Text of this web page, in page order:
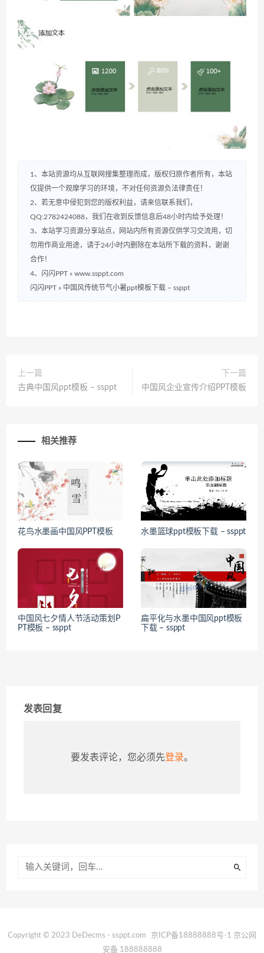
1、本站资源均从互联网搜集整理而成，版权归原作者所有，本站
仅提供一个观摩学习的环境，不对任何资源负法律责任！
2、若无意中侵犯到您的版权利益，请来信联系我们，
QQ:2782424088，我们在收到反馈信息后48小时内给予处理！
3、本站学习资源分享站点，网站内所有资源仅供学习交流用，切
勿用作商业用途，请于24小时内删除在本站所下载的资料，谢谢
合作！
4、闪闪PPT » www.ssppt.com
闪闪PPT » 中国风传统节气小暑ppt模板下载 – ssppt
上一篇
古典中国风ppt模板 – ssppt
下一篇
中国风企业宣传介绍PPT模板
相关推荐
花鸟水墨画中国风PPT模板 水墨篮球ppt模板下载 – ssppt
中国风七夕情人节活动策划P
PT模板 – ssppt
扁平化与水墨中国风ppt模板
下载 – ssppt
发表回复
要发表评论，您必须先登录。
Copyright © 2023 DeDecms - ssppt.com 京ICP备18888888号-1 京公网
安备 188888888